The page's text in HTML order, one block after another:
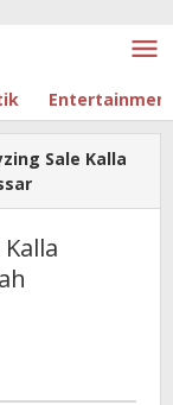
Sale Kalla